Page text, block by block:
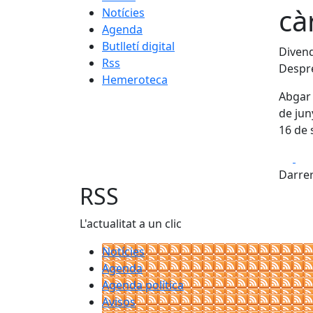
Notícies
Agenda
Butlletí digital
Rss
Hemeroteca
de
16 de
RSS
L'actualitat a un clic
Notícies
Agenda
Agenda política
Avisos